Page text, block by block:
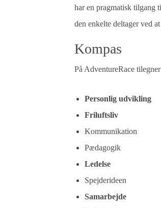
har en pragmatisk tilgang
den enkelte deltager ved
Kompas
På AdventureRace
Personlig udvikling
Friluftsliv
Kommunikation
Pædagogik
Ledelse
Spejderideen
Samarbejde